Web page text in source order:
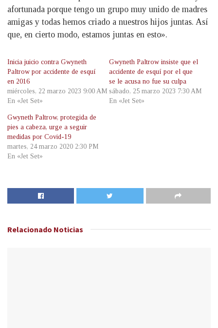
afortunada porque tengo un grupo muy unido de madres
amigas y todas hemos criado a nuestros hijos juntas. Así
que, en cierto modo, estamos juntas en esto».
Inicia juicio contra Gwyneth
Paltrow por accidente de esquí
en 2016
miércoles, 22 marzo 2023 9:00 AM
En «Jet Set»
Gwyneth Paltrow insiste que el
accidente de esquí por el que
se le acusa no fue su culpa
sábado, 25 marzo 2023 7:30 AM
En «Jet Set»
Gwyneth Paltrow, protegida de
pies a cabeza, urge a seguir
medidas por Covid-19
martes, 24 marzo 2020 2:30 PM
En «Jet Set»
Relacionado Noticias